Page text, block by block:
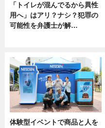
「トイレが混んでるから異性
用へ」はアリ？ナシ？犯罪の
可能性を弁護士が解…
体験型イベントで商品と人を